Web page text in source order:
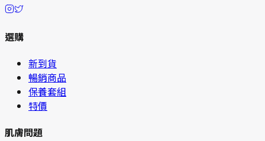
選購
新到貨
暢銷商品
保養套組
特價
肌膚問題